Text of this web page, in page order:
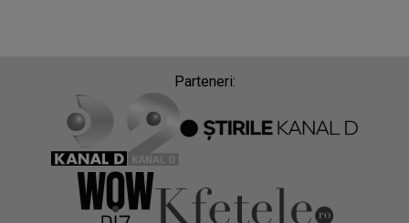
Parteneri: